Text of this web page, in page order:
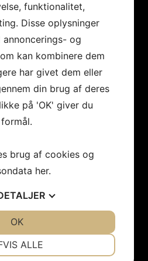
funktionalitet,
Disse oplysninger
og
kan kombinere dem
har givet dem eller
din brug af deres
på 'OK' giver du
brug af cookies og
her.
ALLE
OK